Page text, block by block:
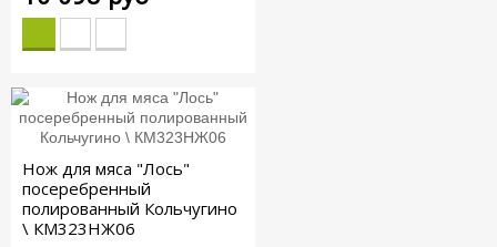
Нож для мяса "Лось"
посеребренный
полированный Кольчугино
\ КМ323НЖ06